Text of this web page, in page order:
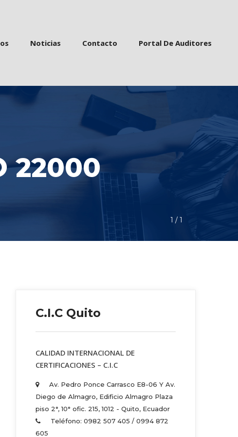
Noticia Contacto Portal De Auditore
1 / 1
22000
C.I.C Quito
CALIDAD INTERNACIONAL DE
CERTIFICACIONES – C.I.C
Av. Pedro Ponce Carrasco E8-06 Y Av.
Diego de Almagro, Edificio Almagro Plaza
piso 2°, 10° ofic. 215, 1012 - Quito, Ecuador
Teléfono: 0982 507 405 / 0994 872
605